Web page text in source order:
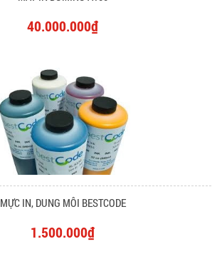
40.000.000₫
MỰC IN, DUNG MÔI BESTCODE
1.500.000₫